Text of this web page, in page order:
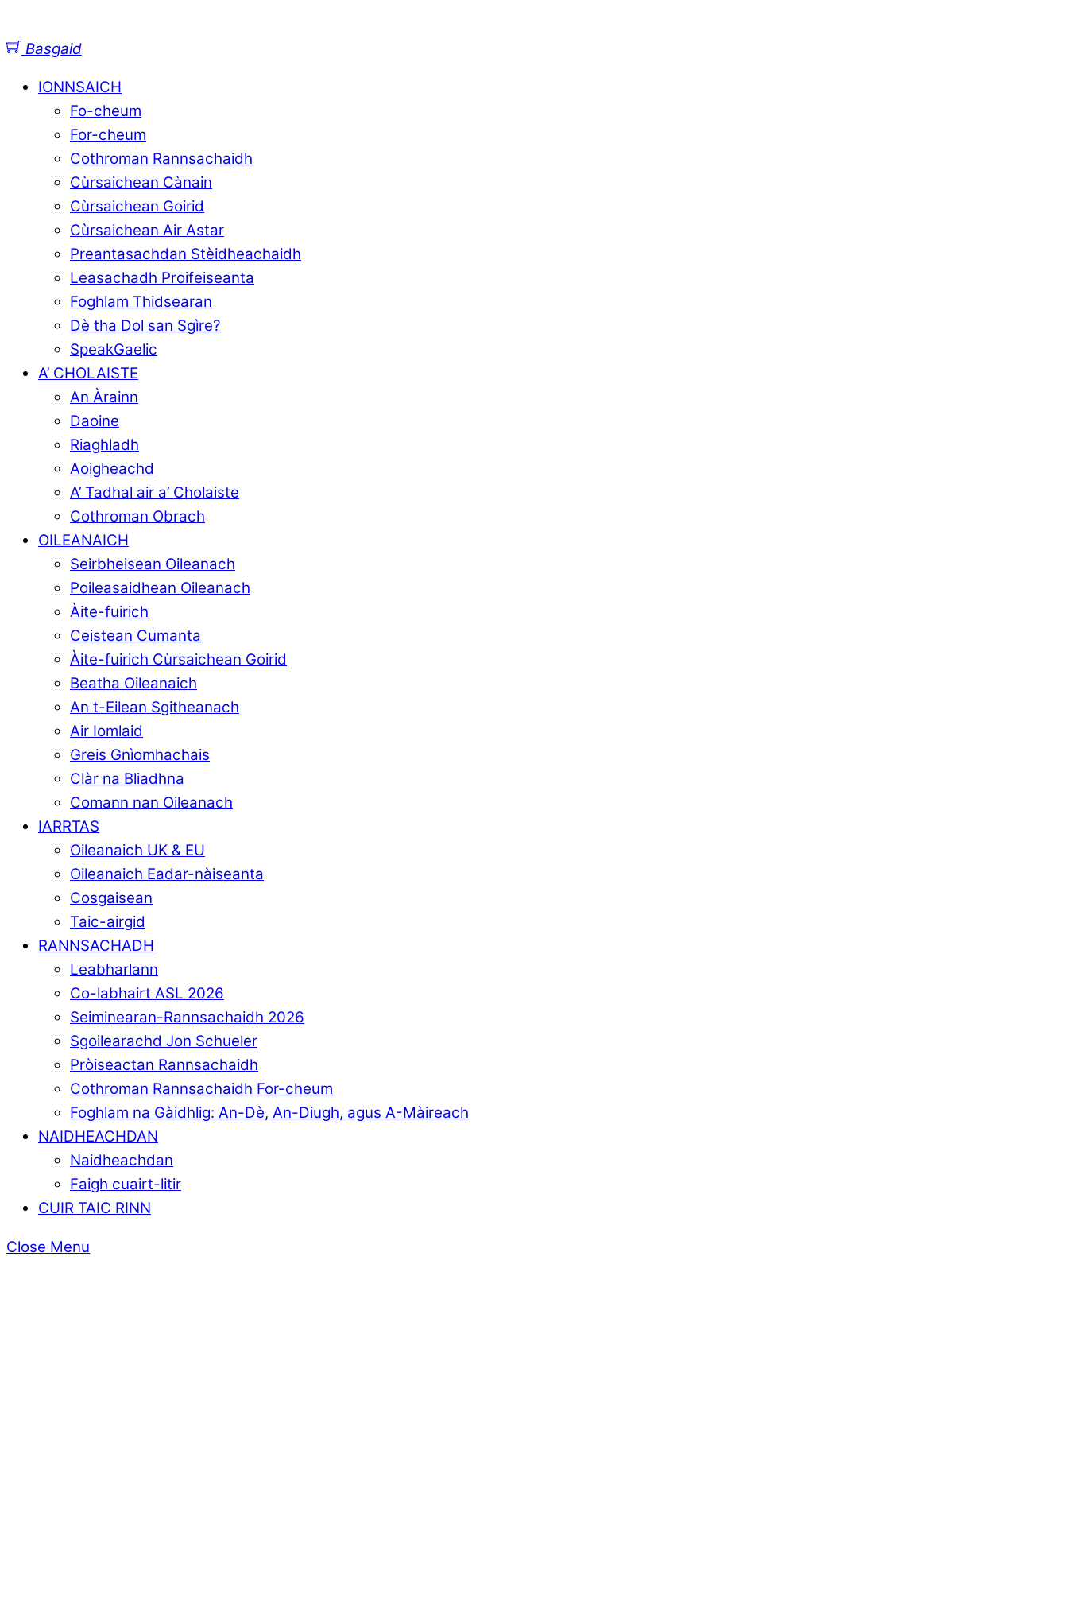
Basgaid
IONNSAICH
Fo-cheum
For-cheum
Cothroman Rannsachaidh
Cùrsaichean Cànain
Cùrsaichean Goirid
Cùrsaichean Air Astar
Preantasachdan Stèidheachaidh
Leasachadh Proifeiseanta
Foghlam Thidsearan
Dè tha Dol san Sgìre?
SpeakGaelic
A’ CHOLAISTE
An Àrainn
Daoine
Riaghladh
Aoigheachd
A’ Tadhal air a’ Cholaiste
Cothroman Obrach
OILEANAICH
Seirbheisean Oileanach
Poileasaidhean Oileanach
Àite-fuirich
Ceistean Cumanta
Àite-fuirich Cùrsaichean Goirid
Beatha Oileanaich
An t-Eilean Sgitheanach
Air Iomlaid
Greis Gnìomhachais
Clàr na Bliadhna
Comann nan Oileanach
IARRTAS
Oileanaich UK & EU
Oileanaich Eadar-nàiseanta
Cosgaisean
Taic-airgid
RANNSACHADH
Leabharlann
Co-labhairt ASL 2026
Seiminearan-Rannsachaidh 2026
Sgoilearachd Jon Schueler
Pròiseactan Rannsachaidh
Cothroman Rannsachaidh For-cheum
Foghlam na Gàidhlig: An-Dè, An-Diugh, agus A-Màireach
NAIDHEACHDAN
Naidheachdan
Faigh cuairt-litir
CUIR TAIC RINN
Close Menu